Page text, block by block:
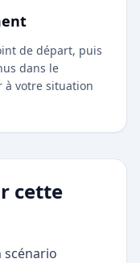
de départ, puis
dans le
à votre situation
cette
scénario